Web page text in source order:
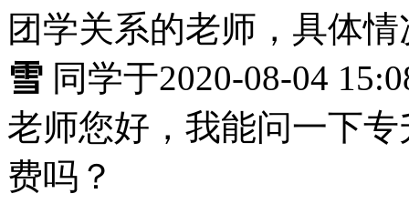
团学关系的老师，具体
雪 同学于2020-08-04
老师您好，我能问一下
费吗？